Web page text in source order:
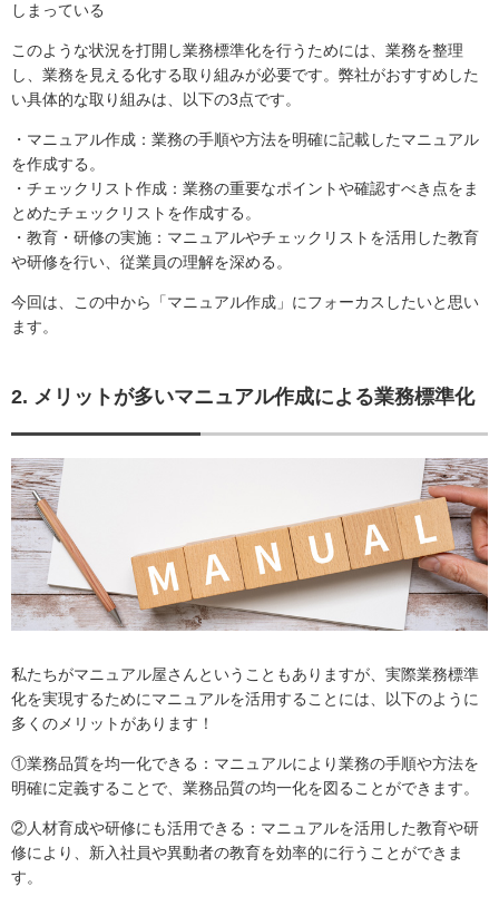
しまっている
このような状況を打開し業務標準化を行うためには、業務を整理
し、業務を見える化する取り組みが必要です。弊社がおすすめした
い具体的な取り組みは、以下の3点です。
・マニュアル作成：業務の手順や方法を明確に記載したマニュアル
を作成する。
・チェックリスト作成：業務の重要なポイントや確認すべき点をま
とめたチェックリストを作成する。
・教育・研修の実施：マニュアルやチェックリストを活用した教育
や研修を行い、従業員の理解を深める。
今回は、この中から「マニュアル作成」にフォーカスしたいと思い
ます。
2. メリットが多いマニュアル作成による業務標準化
私たちがマニュアル屋さんということもありますが、実際業務標準
化を実現するためにマニュアルを活用することには、以下のように
多くのメリットがあります！
①業務品質を均一化できる：マニュアルにより業務の手順や方法を
明確に定義することで、業務品質の均一化を図ることができます。
②人材育成や研修にも活用できる：マニュアルを活用した教育や研
修により、新入社員や異動者の教育を効率的に行うことができま
す。